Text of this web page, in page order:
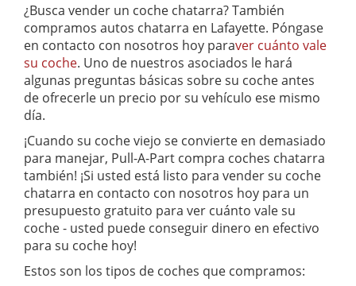
¿Busca vender un coche chatarra? También
compramos autos chatarra en Lafayette. Póngase
en contacto con nosotros hoy paraver cuánto vale
su coche. Uno de nuestros asociados le hará
algunas preguntas básicas sobre su coche antes
de ofrecerle un precio por su vehículo ese mismo
día.
¡Cuando su coche viejo se convierte en demasiado
para manejar, Pull-A-Part compra coches chatarra
también! ¡Si usted está listo para vender su coche
chatarra en contacto con nosotros hoy para un
presupuesto gratuito para ver cuánto vale su
coche - usted puede conseguir dinero en efectivo
para su coche hoy!
Estos son los tipos de coches que compramos: